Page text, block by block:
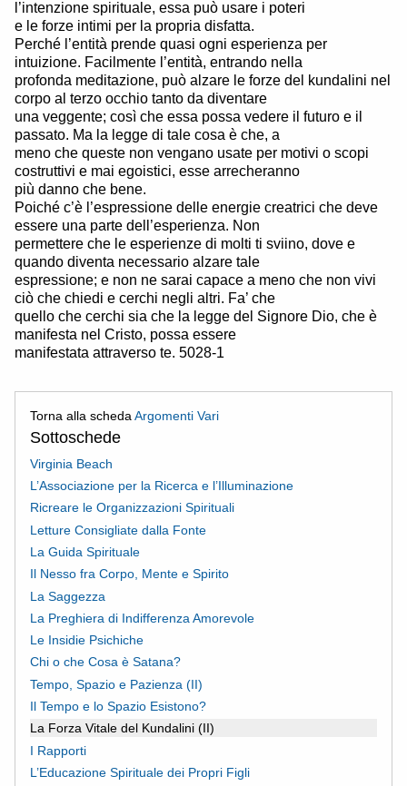
l’intenzione spirituale, essa può usare i poteri
e le forze intimi per la propria disfatta.
Perché l’entità prende quasi ogni esperienza per
intuizione. Facilmente l’entità, entrando nella
profonda meditazione, può alzare le forze del kundalini nel
corpo al terzo occhio tanto da diventare
una veggente; così che essa possa vedere il futuro e il
passato. Ma la legge di tale cosa è che, a
meno che queste non vengano usate per motivi o scopi
costruttivi e mai egoistici, esse arrecheranno
più danno che bene.
Poiché c’è l’espressione delle energie creatrici che deve
essere una parte dell’esperienza. Non
permettere che le esperienze di molti ti sviino, dove e
quando diventa necessario alzare tale
espressione; e non ne sarai capace a meno che non vivi
ciò che chiedi e cerchi negli altri. Fa’ che
quello che cerchi sia che la legge del Signore Dio, che è
manifesta nel Cristo, possa essere
manifestata attraverso te. 5028-1
Torna alla scheda Argomenti Vari
Sottoschede
Virginia Beach
L’Associazione per la Ricerca e l’Illuminazione
Ricreare le Organizzazioni Spirituali
Letture Consigliate dalla Fonte
La Guida Spirituale
Il Nesso fra Corpo, Mente e Spirito
La Saggezza
La Preghiera di Indifferenza Amorevole
Le Insidie Psichiche
Chi o che Cosa è Satana?
Tempo, Spazio e Pazienza (II)
Il Tempo e lo Spazio Esistono?
La Forza Vitale del Kundalini (II)
I Rapporti
L’Educazione Spirituale dei Propri Figli